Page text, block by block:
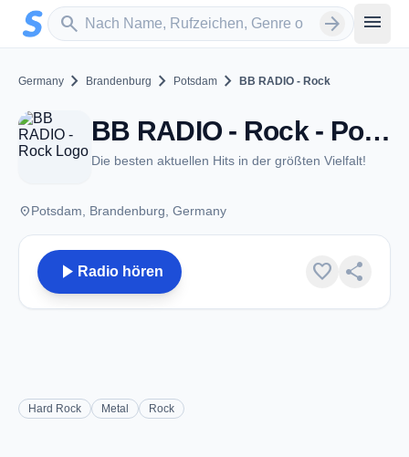
Zum Hauptinhalt springen
search
Sender suchen arrow_forward menu
Germany chevron_right Brandenburg chevron_right Potsdam chevron_right BB RADIO - Rock
BB RADIO - Rock - Potsdam
Die besten aktuellen Hits in der größten Vielfalt!
placePotsdam, Brandenburg, Germany
play_arrow Radio hören favorite share
Hard Rock Metal Rock